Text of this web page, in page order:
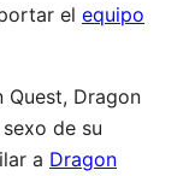
el equipo
Quest, Dragon
de su
a Dragon